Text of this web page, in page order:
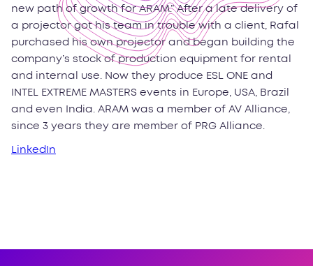
new path of growth for ARAM.” After a late delivery of
a projector got his team in trouble with a client, Rafal
purchased his own projector and began building the
company’s stock of production equipment for rental
and internal use. Now they produce ESL ONE and
INTEL EXTREME MASTERS events in Europe, USA, Brazil
and even India. ARAM was a member of AV Alliance,
since 3 years they are member of PRG Alliance.
LinkedIn